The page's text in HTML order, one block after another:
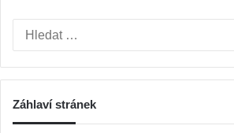
Záhlaví stránek